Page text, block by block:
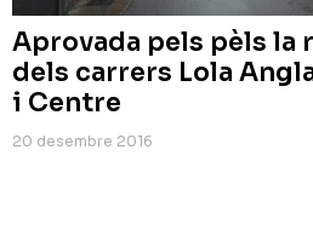
Aprovada pels pèls la
dels carrers Lola
i Centre
20 desembre 2016